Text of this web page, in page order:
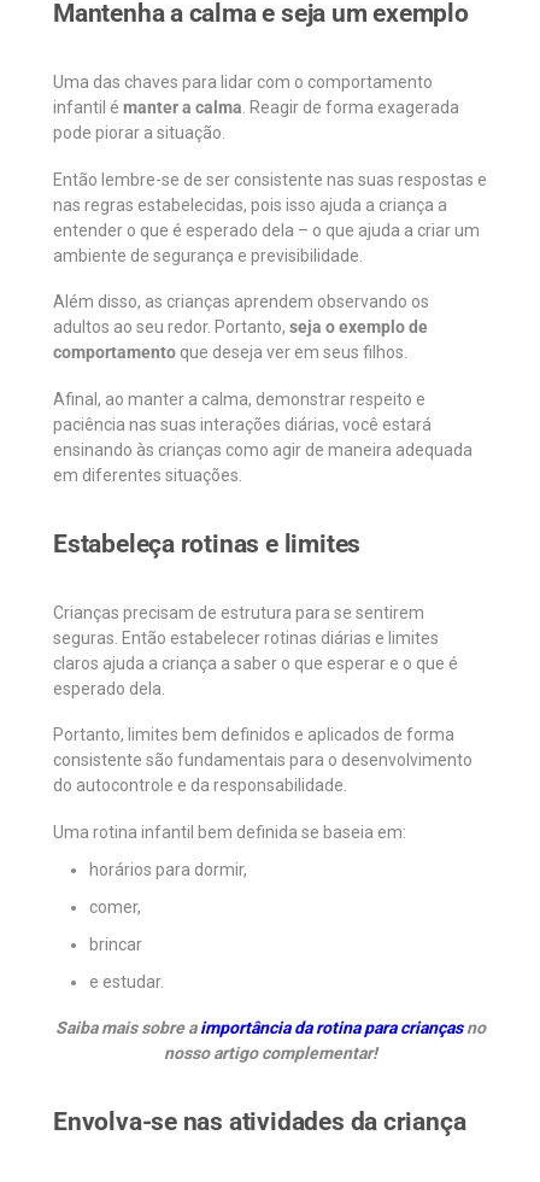
Mantenha a calma e seja um exemplo
Uma das chaves para lidar com o comportamento
infantil é manter a calma. Reagir de forma exagerada
pode piorar a situação.
Então lembre-se de ser consistente nas suas respostas e
nas regras estabelecidas, pois isso ajuda a criança a
entender o que é esperado dela – o que ajuda a criar um
ambiente de segurança e previsibilidade.
Além disso, as crianças aprendem observando os
adultos ao seu redor. Portanto, seja o exemplo de
comportamento que deseja ver em seus filhos.
Afinal, ao manter a calma, demonstrar respeito e
paciência nas suas interações diárias, você estará
ensinando às crianças como agir de maneira adequada
em diferentes situações.
Estabeleça rotinas e limites
Crianças precisam de estrutura para se sentirem
seguras. Então estabelecer rotinas diárias e limites
claros ajuda a criança a saber o que esperar e o que é
esperado dela.
Portanto, limites bem definidos e aplicados de forma
consistente são fundamentais para o desenvolvimento
do autocontrole e da responsabilidade.
Uma rotina infantil bem definida se baseia em:
horários para dormir,
comer,
brincar
e estudar.
Saiba mais sobre aimportância da rotina para criançasno
nosso artigo complementar!
Envolva-se nas atividades da criança